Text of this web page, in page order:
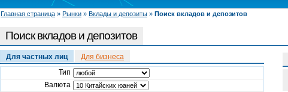
Главная страница » Рынки » Вклады и депозиты » Поиск вкладов и депозитов
Поиск вкладов и депозитов
Для частных лиц
Для бизнеса
Тип
Валюта